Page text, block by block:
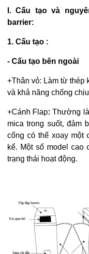
I. Cấu tạo và
barrier:
1. Cấu tạo :
- Cấu tạo bên ngoài
+Thân vỏ: Làm từ thép
và khả năng chống
+Cánh Flap: Thường
mica trong suốt, đảm
cổng có thể xoay một
kế. Một số model cao
trạng thái hoạt động.